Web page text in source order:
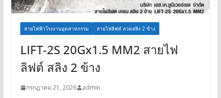
สายไฟฟ้าโรงงานอุตสาหกรรม สายไฟลิฟท์ ลวดสลิง 2 ข้าง
LIFT-2S 20Gx1.5 MM2 สายไฟ
ลิฟต์ สลิง 2 ข้าง
กรกฎาคม 21, 2026 admin